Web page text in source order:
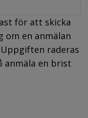
för att skicka
om en anmälan
raderas
anmäla en brist